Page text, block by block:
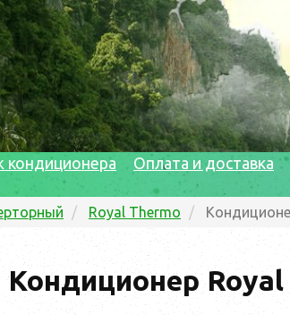
кондиционера Оплата и доставка
Royal Thermo
Кондиционер Royal